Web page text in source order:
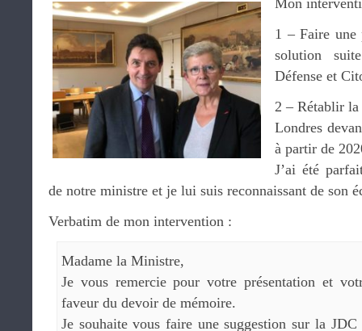
Mon
1 – Faire une
solution
Défense et
2 – Rétablir la
Londres
à partir de
J’ai été
de notre ministre et je lui suis reconnaissant de son
Verbatim de mon intervention :
Madame la Ministre,
Je vous remercie pour votre présentation et
faveur du devoir de mémoire.
Je souhaite vous faire une suggestion sur la JDC